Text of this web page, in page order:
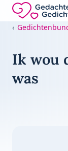
Direct naar de
Gedachten-
Ik wou
was